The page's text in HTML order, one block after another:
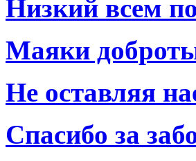
Низкий всем
Маяки
Не оставляя
Спасибо за